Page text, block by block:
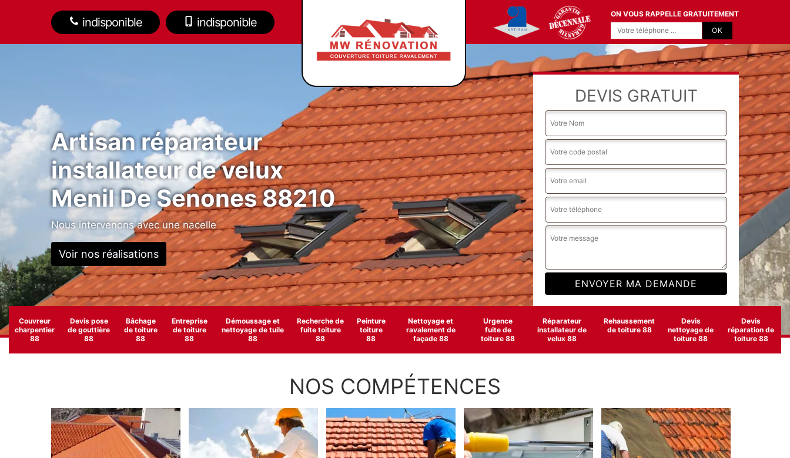
indisponible indisponible
ON VOUS RAPPELLE GRATUITEMENT
Artisan réparateur
installateur de velux
Menil De Senones 88210
Nous intervenons avec une nacelle
Voir nos réalisations
DEVIS GRATUIT
Couvreur
charpentier
88
Devis pose
de gouttière
88
Bâchage
de toiture
88
Entreprise
de toiture
88
Démoussage et
nettoyage de tuile
88
Recherche de
fuite toiture
88
Peinture
toiture
88
Nettoyage et
ravalement de
façade 88
Urgence
fuite de
toiture 88
Réparateur
installateur de
velux 88
Rehaussement
de toiture 88
Devis
nettoyage de
toiture 88
Devis
réparation de
toiture 88
NOS COMPÉTENCES